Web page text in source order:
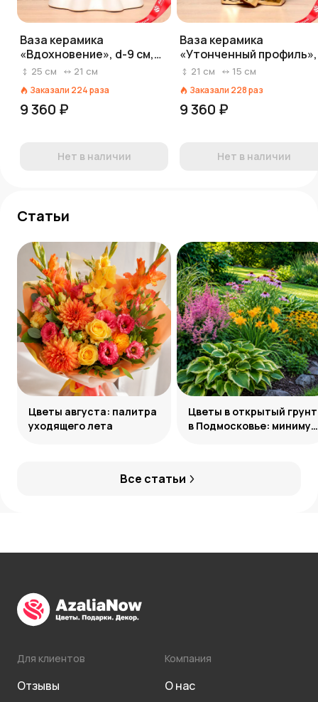
Ваза керамика
«Вдохновение», d-9 см,
21х12х25 см, белый
25 см 21 см
Заказали 224раза
9 360 ₽
Нет в наличии
Ваза керамика
«Утонченный профиль»,
15х8х21 см, золото
21 см 15 см
Заказали 228раз
9 360 ₽
Нет в наличии
Статьи
Все статьи
Цветы августа: палитра
уходящего лета
Цветы в открытый грунт
в Подмосковье: минимум
Для клиентов
Отзывы
Компания
О нас